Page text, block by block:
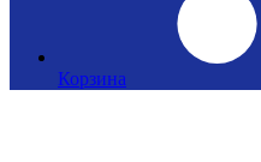
Корзина